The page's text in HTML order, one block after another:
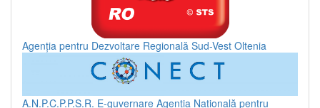
Agenția pentru Dezvoltare Regională Sud-Vest Oltenia
A.N.P.C.P.P.S.R. E-guvernare Agenția Națională pentru